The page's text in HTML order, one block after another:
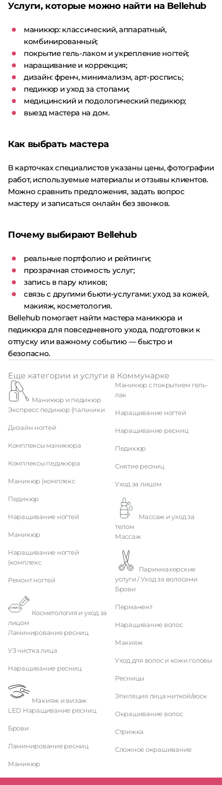
Услуги, которые можно найти на Bellehub
маникюр: классический, аппаратный,
комбинированный;
покрытие гель-лаком и укрепление ногтей;
наращивание и коррекция;
дизайн: френч, минимализм, арт-роспись;
педикюр и уход за стопами;
медицинский и подологический педикюр;
выезд мастера на дом.
Как выбрать мастера
В карточках специалистов указаны цены, фотографии
работ, используемые материалы и отзывы клиентов.
Можно сравнить предложения, задать вопрос
мастеру и записаться онлайн без звонков.
Почему выбирают Bellehub
реальные портфолио и рейтинги;
прозрачная стоимость услуг;
запись в пару кликов;
связь с другими бьюти-услугами: уход за кожей,
макияж, косметология.
Bellehub помогает найти мастера маникюра и
педикюра для повседневного ухода, подготовки к
отпуску или важному событию — быстро и
безопасно.
Еще категории и услуги в Коммунарке
Маникюр и педикюр
Экспресс педикюр (пальчики
Дизайн ногтей
Комплексы маникюра
Комплексы педикюра
Маникюр (комплекс
Педикюр
Наращивание ногтей
Маникюр
Наращивание ногтей
(комплекс
Ремонт ногтей
лицом
Ламинирование ресниц
УЗ чистка лица
Наращивание ресниц
Макияж и визаж
LED Наращивание ресниц
Брови
Ламинирование ресниц
Маникюр
Маникюр с покрытием гель-
лак
Наращивание ногтей
Наращивание ресниц
Педикюр
Снятие ресниц
Уход за лицом
телом
Массаж
услуги / Уход за волосами
Брови
Перманент
Наращивание волос
Макияж
Уход для волос и кожи головы
Ресницы
Эпиляция лица ниткой/воск
Окрашивание волос
Стрижка
Сложное окрашивание